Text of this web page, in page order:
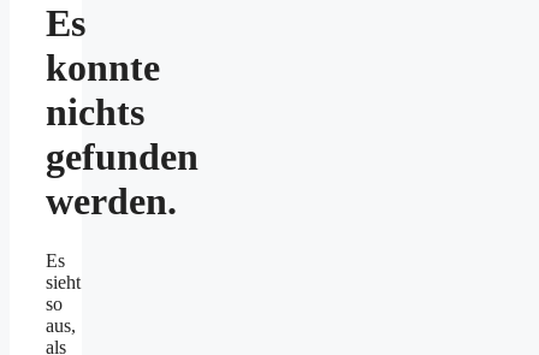
Es
konnte
nichts
gefunden
werden.
Es
sieht
so
aus,
als